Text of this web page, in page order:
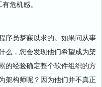
危机感。
员梦寐以求的。如果问从事
么，您会发现他们希望成为架
的经验确定整个软件组织的方
架构师呢？因为他们并不真正